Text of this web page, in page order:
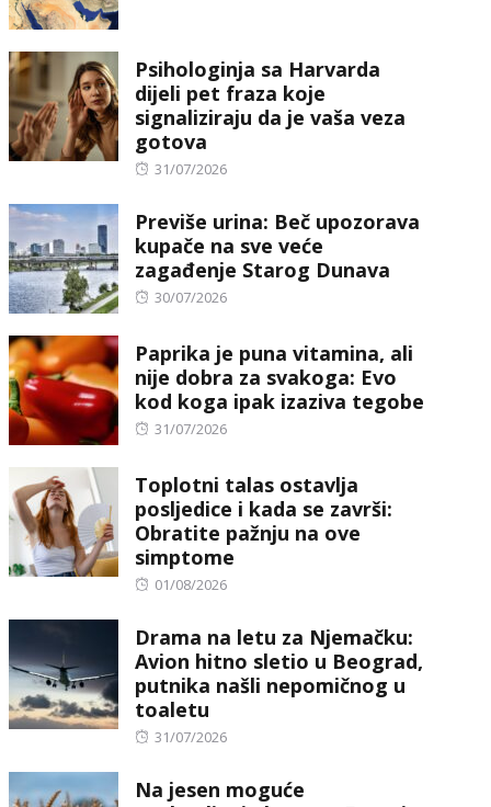
Psihologinja sa Harvarda
dijeli pet fraza koje
signaliziraju da je vaša veza
gotova
Posted
31/07/2026
Previše urina: Beč upozorava
kupače na sve veće
zagađenje Starog Dunava
Posted
30/07/2026
Paprika je puna vitamina, ali
nije dobra za svakoga: Evo
kod koga ipak izaziva tegobe
Posted
31/07/2026
Toplotni talas ostavlja
posljedice i kada se završi:
Obratite pažnju na ove
simptome
Posted
01/08/2026
Drama na letu za Njemačku:
Avion hitno sletio u Beograd,
putnika našli nepomičnog u
toaletu
Posted
31/07/2026
Na jesen moguće